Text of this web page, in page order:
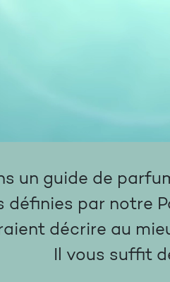
un guide de
définies par notre
décrire au
Il vous suffit